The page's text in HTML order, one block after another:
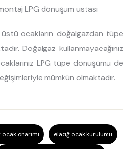
LPG dönüşüm ustası
üstü ocakların doğalgazdan tüpe
Doğalgaz kullanmayacağınız
LPG tüpe dönüşümü de
mümkün olmaktadır.
ocak onarımı elazığ ocak kurulumu